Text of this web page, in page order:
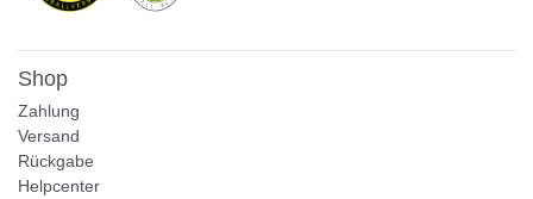
Shop
Zahlung
Versand
Rückgabe
Helpcenter